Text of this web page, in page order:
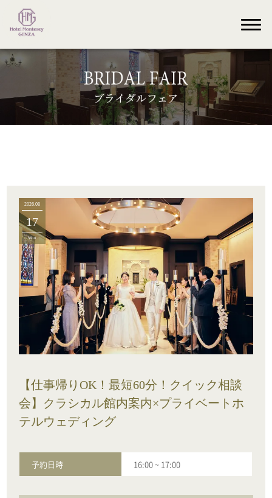
2026.08
17
Mon
【仕事帰りOK！最短60分！クイック相談
会】クラシカル館内案内×プライベートホ
テルウェディング
予約日時 16:00~ 17:00